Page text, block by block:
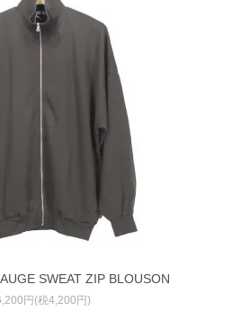
SWEAT ZIP BLOUSON
円(税4,200円)